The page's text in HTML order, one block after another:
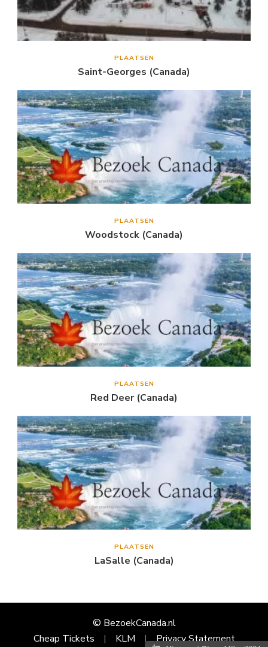
PLAATSEN
Saint-Georges (Canada)
PLAATSEN
Woodstock (Canada)
PLAATSEN
Red Deer (Canada)
PLAATSEN
LaSalle (Canada)
© BezoekCanada.nl
Cheap Tickets
KLM Privacy Statement